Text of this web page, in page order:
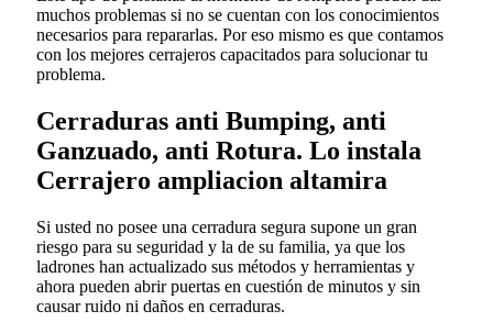
muchos problemas si no se cuentan con los conocimientos
necesarios para repararlas. Por eso mismo es que contamos
con los mejores cerrajeros capacitados para solucionar tu
problema.
Cerraduras anti Bumping, anti
Ganzuado, anti Rotura. Lo instala
Cerrajero ampliacion altamira
Si usted no posee una cerradura segura supone un gran
riesgo para su seguridad y la de su familia, ya que los
ladrones han actualizado sus métodos y herramientas y
ahora pueden abrir puertas en cuestión de minutos y sin
causar ruido ni daños en cerraduras.